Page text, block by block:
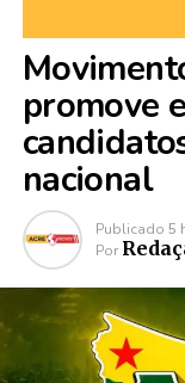
promove
nacional
Publicado 5
Por